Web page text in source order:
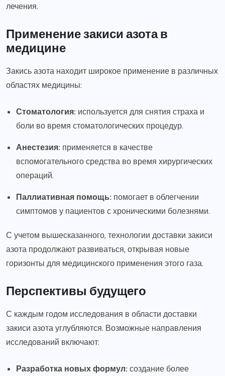
лечения.
Применение закиси азота в
медицине
Закись азота находит широкое применение в различных
областях медицины:
Стоматология: используется для снятия страха и
боли во время стоматологических процедур.
Анестезия: применяется в качестве
вспомогательного средства во время хирургических
операций.
Паллиативная помощь: помогает в облегчении
симптомов у пациентов с хроническими болезнями.
С учетом вышесказанного, технологии доставки закиси
азота продолжают развиваться, открывая новые
горизонты для медицинского применения этого газа.
Перспективы будущего
С каждым годом исследования в области доставки
закиси азота углубляются. Возможные направления
исследований включают:
Разработка новых формул: создание более